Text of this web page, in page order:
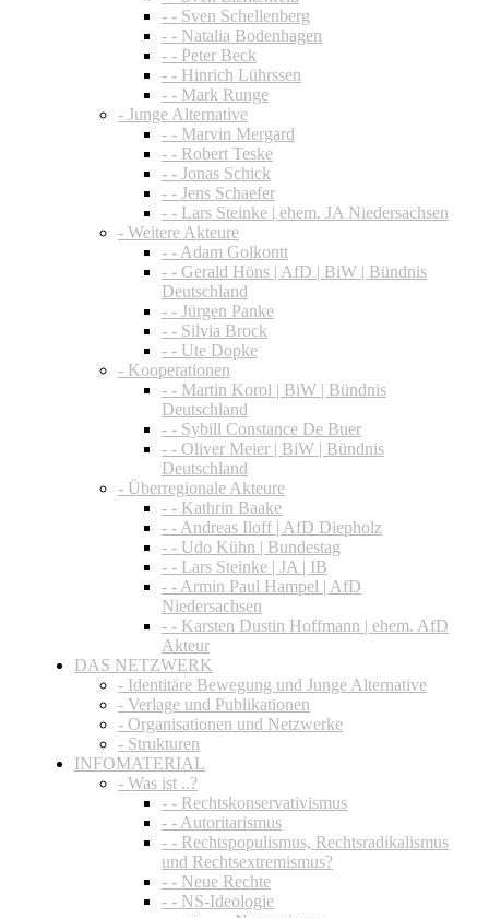
- - Sven Schellenberg
- - Natalia Bodenhagen
- - Peter Beck
- - Hinrich Lührssen
- - Mark Runge
- Junge Alternative
- - Marvin Mergard
- - Robert Teske
- - Jonas Schick
- - Jens Schaefer
- - Lars Steinke | ehem. JA Niedersachsen
- Weitere Akteure
- - Adam Golkontt
- - Gerald Höns | AfD | BiW | Bündnis
Deutschland
- - Jürgen Panke
- - Silvia Brock
- - Ute Dopke
- Kooperationen
- - Martin Korol | BiW | Bündnis
Deutschland
- - Sybill Constance De Buer
- - Oliver Meier | BiW | Bündnis
Deutschland
- Überregionale Akteure
- - Kathrin Baake
- - Andreas Iloff | AfD Diepholz
- - Udo Kühn | Bundestag
- - Lars Steinke | JA | IB
- - Armin Paul Hampel | AfD
Niedersachsen
- - Karsten Dustin Hoffmann | ehem. AfD
Akteur
DAS NETZWERK
- Identitäre Bewegung und Junge Alternative
- Verlage und Publikationen
- Organisationen und Netzwerke
- Strukturen
INFOMATERIAL
- Was ist ..?
- - Rechtskonservativismus
- - Autoritarismus
- - Rechtspopulismus, Rechtsradikalismus
und Rechtsextremismus?
- - Neue Rechte
- - NS-Ideologie